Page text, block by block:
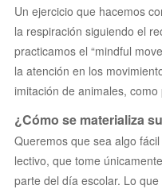
Un ejercicio que hacemos
la respiración siguiendo el
practicamos el “mindful
la atención en los
imitación de animales,
¿Cómo se materializa
Queremos que sea algo
lectivo, que tome
parte del día escolar. Lo